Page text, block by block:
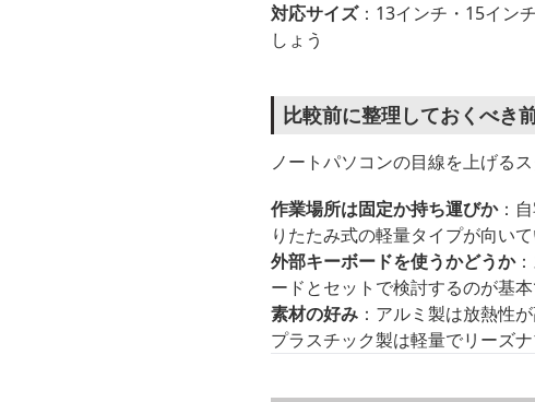
対応サイズ：13インチ・15イン
しょう
比較前に整理しておくべき
ノートパソコンの目線を上げる
作業場所は固定か持ち運びか：
りたたみ式の軽量タイプが向い
外部キーボードを使うかどうか
ードとセットで検討するのが基
素材の好み ：アルミ製は放熱性
プラスチック製は軽量でリーズ